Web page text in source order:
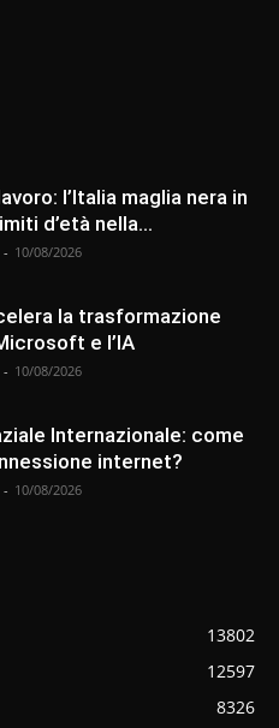
l’Italia maglia nera in
d’età nella...
- 10/08/2026
la trasformazione
e l’IA
- 10/08/2026
Internazionale: come
internet?
- 10/08/2026
13802
12597
8326